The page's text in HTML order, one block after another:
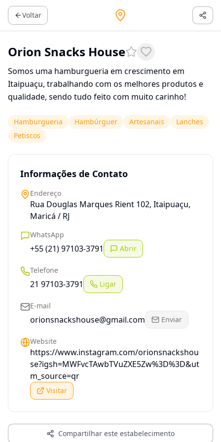
Voltar
Orion Snacks House
Somos uma hamburgueria em crescimento em
Itaipuaçu, trabalhando com os melhores produtos e
qualidade, sendo tudo feito com muito carinho!
Hamburgueria Hambúrguer Artesanais
Lanches
Petiscos
Informações de Contato
Endereço
Rua Douglas Marques Rient 102, Itaipuaçu,
Maricá / RJ
WhatsApp
+55 (21) 97103-3791 Abrir
Telefone
21 97103-3791 Ligar
E-mail
orionsnackshouse@gmail.com Enviar
Website
https://www.instagram.com/orionsnackshou
se?igsh=MWFvcTAwbTVuZXE5Zw%3D%3D&ut
m_source=qr
Visitar
Compartilhar este estabelecimento